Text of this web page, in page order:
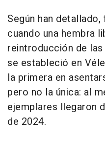
Según han
cuando una hembra
reintroducción de
se estableció en
la primera en
pero no la única: al
ejemplares llegaron
de 2024.